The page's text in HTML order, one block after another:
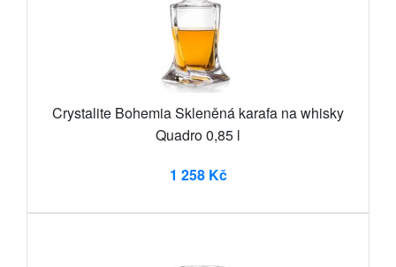
Crystalite Bohemia Skleněná karafa na whisky
Quadro 0,85 l
1 258 Kč